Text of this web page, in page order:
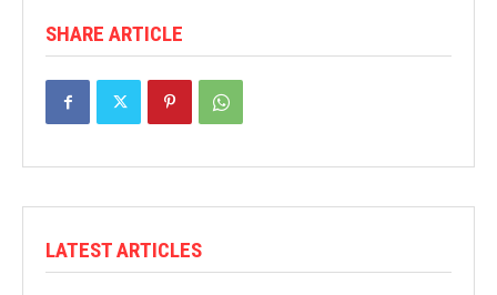
SHARE ARTICLE
LATEST ARTICLES